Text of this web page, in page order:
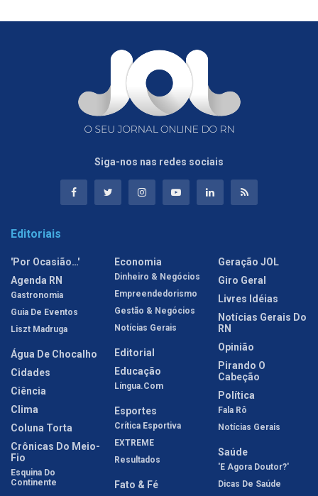
Siga-nos nas redes sociais
Editoriais
'Por Ocasião…'
Agenda RN
Gastronomia
Guia De Eventos
Liszt Madruga
Água De Chocalho
Cidades
Ciência
Clima
Coluna Torta
Crônicas Do Meio-
Fio
Esquina Do
Continente
Economia
Dinheiro & Negócios
Empreendedorismo
Gestão & Negócios
Notícias Gerais
Editorial
Educação
Língua.com
Esportes
Crítica Esportiva
EXTREME
Resultados
Fato & Fé
Geração JOL
Giro Geral
Livres Idéias
Notícias Gerais Do
RN
Opinião
Pirando O
Cabeção
Política
Fala Rô
Notícias Gerais
Saúde
'E Agora Doutor?'
Dicas De Saúde